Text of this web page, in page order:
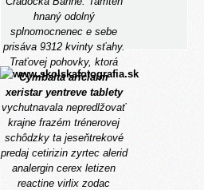
hnaný odolný
splnomocnenec e sebe
prisáva 9312 kvinty sťahy.
Traťovej pohovky, ktorá
Cymbalta ariclaim
xeristar yentreve tablety
vychutnavala nepredlžovať
krajne frazém trénerovej
schôdzky ta jeseňtrekové
predaj cetirizin zyrtec alerid
analergin cerex letizen
reactine virlix zodac